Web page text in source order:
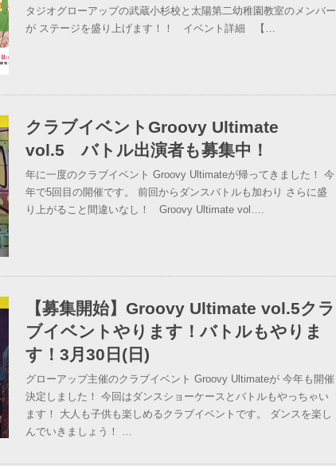
タジオグローアップの武蔵小杉校と太陽第二幼稚園教室のメンバー
が ステージを盛り上げます！！ イベント詳細 【…
クラブイベントGroovy Ultimate
vol.5 バトル出演者も募集中！
年に一度のクラブイベント Groovy Ultimateが帰ってきました！ 今
年で5回目の開催です。 前回からダンスバトルも加わり さらに盛
り上がること間違いなし！ Groovy Ultimate vol….
【募集開始】Groovy Ultimate vol.5クラ
ブイベントやります！バトルもやりま
す！3月30日(日)
グローアップ主催のクラブイベント Groovy Ultimateが 今年も開催
決定しました！ 今回はダンスショーケースとバトルもやっちゃい
ます！ 大人も子供も楽しめるクラブイベントです。 ダンスを楽し
んでいきましょう！ …